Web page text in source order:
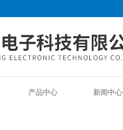
产品中心 新闻中心